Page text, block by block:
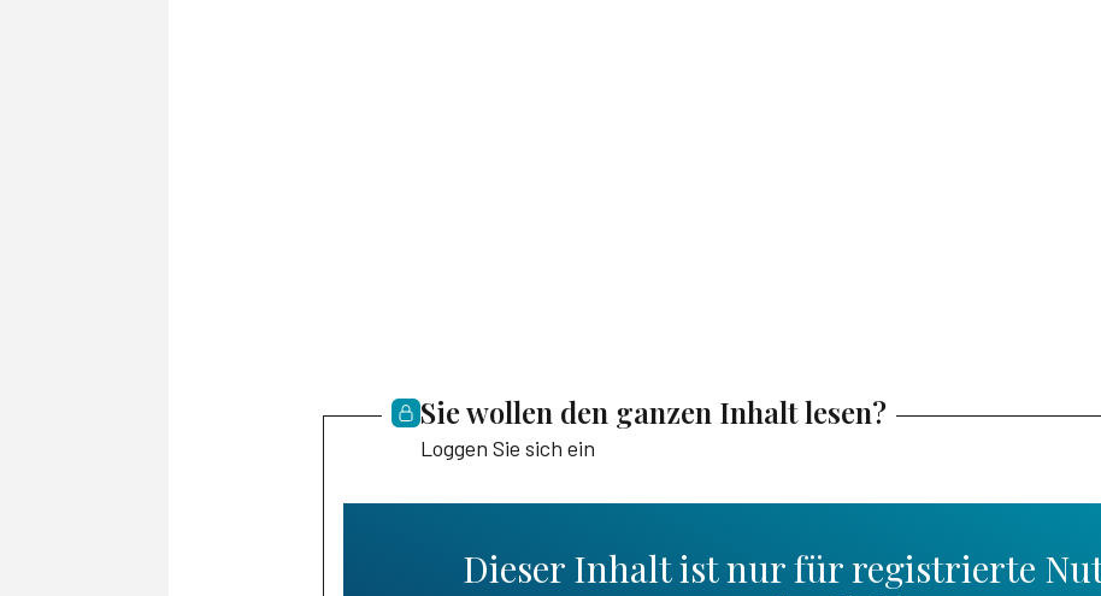
Sie wollen den ganzen Inhalt lesen?
Loggen Sie sich ein
Dieser Inhalt ist nur für registrierte